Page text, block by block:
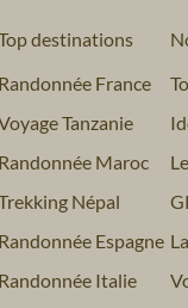
destinations
Randonnée France
Tanzanie
Randonnée Maroc
Népal
Randonnée Espagne
Randonnée Italie